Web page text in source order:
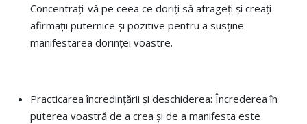
Concentrați-vă pe ceea ce doriți să atrageți și creați
afirmații puternice și pozitive pentru a susține
manifestarea dorinței voastre.
Practicarea încredințării și deschiderea: Încrederea în
puterea voastră de a crea și de a manifesta este